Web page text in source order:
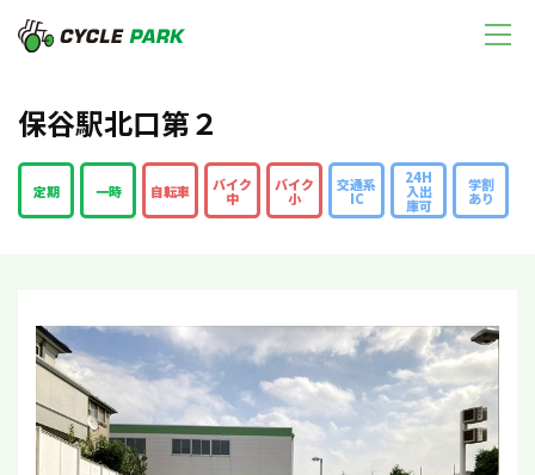
保谷駅北口第２
定期 一時 自転車 バイク
中
バイク
小
交通系
IC
24H
入出
庫可
学割
あり